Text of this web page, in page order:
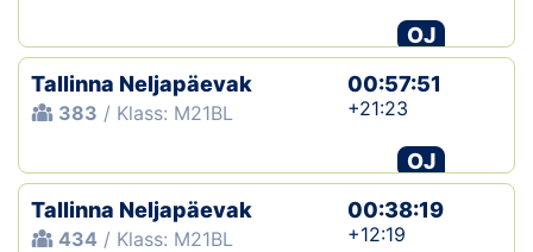
OJ
Tallinna Neljapäevak
383 / Klass: M21BL
00:57:51
+21:23
OJ
Tallinna Neljapäevak
434 / Klass: M21BL
00:38:19
+12:19